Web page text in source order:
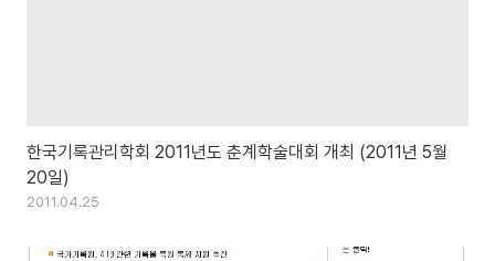
한국기록관리학회 2011년도 춘계학술대회 개최 (2011년 5월
20일)
2011.04.25